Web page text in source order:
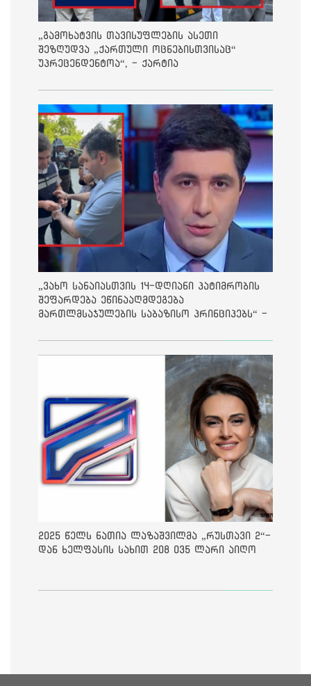
„გამოხატვის თავისუფლების ასეთი
შეზღუდვა „ქართული ოცნებისთვისაც“
უპრეცენდენტოა“, - ქარტია
„ვახო სანაიასთვის 14-დღიანი პატიმრობის
შეფარდება ეწინააღმდეგება
მართლმსაჯულების საბაზისო პრინციპებს“ -
2025 წელს ნათია ლაზაშვილმა „რუსთავი 2“-
დან ხელფასის სახით 208 035 ლარი აიღო